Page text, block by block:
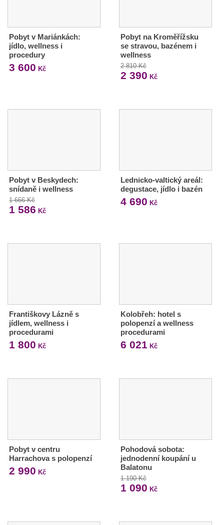
Pobyt v Mariánkách:
jídlo, wellness i
procedury
3 600 Kč
Pobyt na Kroměřížsku
se stravou, bazénem i
wellness
2 810 Kč
2 390 Kč
Pobyt v Beskydech:
snídaně i wellness
1 666 Kč
1 586 Kč
Lednicko-valtický areál:
degustace, jídlo i bazén
4 690 Kč
Františkovy Lázně s
jídlem, wellness i
procedurami
1 800 Kč
Kolobřeh: hotel s
polopenzí a wellness
procedurami
6 021 Kč
Pobyt v centru
Harrachova s polopenzí
2 990 Kč
Pohodová sobota:
jednodenní koupání u
Balatonu
1 190 Kč
1 090 Kč